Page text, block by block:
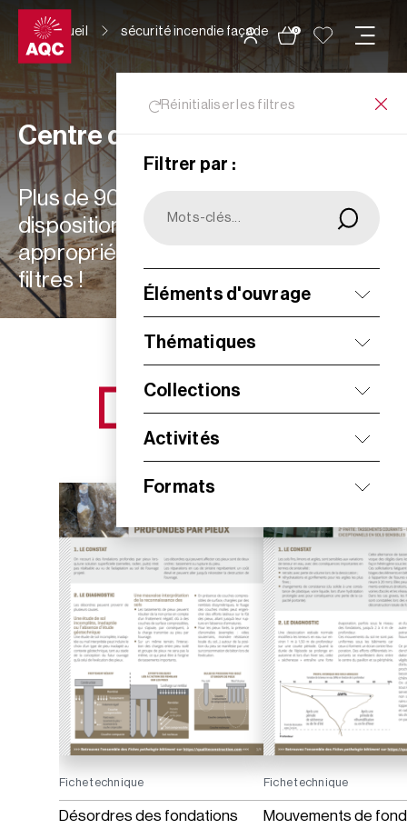
Panneau de gestion des cookies
0
Accueil sécurité incendie façade
Réinitialiser les filtres
Filtrer par :
Éléments d'ouvrage
Thématiques
Collections
Activités
Formats
Centre de ressources
Plus de 900 ressources à votre
disposition : choisissez les plus
appropriées à vos besoins grâce aux
filtres !
NOS NOUVEAUTÉS
Fiche technique
Désordres des fondations
Fiche technique
Mouvements de